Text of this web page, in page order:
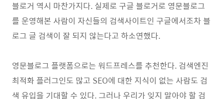
블로거 역시 마찬가지다. 실제로 구글 블로거로 영문블로그
를 운영해본 사람이 자신들의 검색사이트인 구글에서조차 블
로그 글 검색이 잘 되지 않는다고 하소연했다.
영문블로그 플랫폼으로는 워드프레스를 추천한다. 검색엔진
최적화 플러그인도 많고 SEO에 대한 지식이 없는 사람도 검
색 유입을 기대할 수 있다. 그러나 우리가 잊지 말아야 할 검